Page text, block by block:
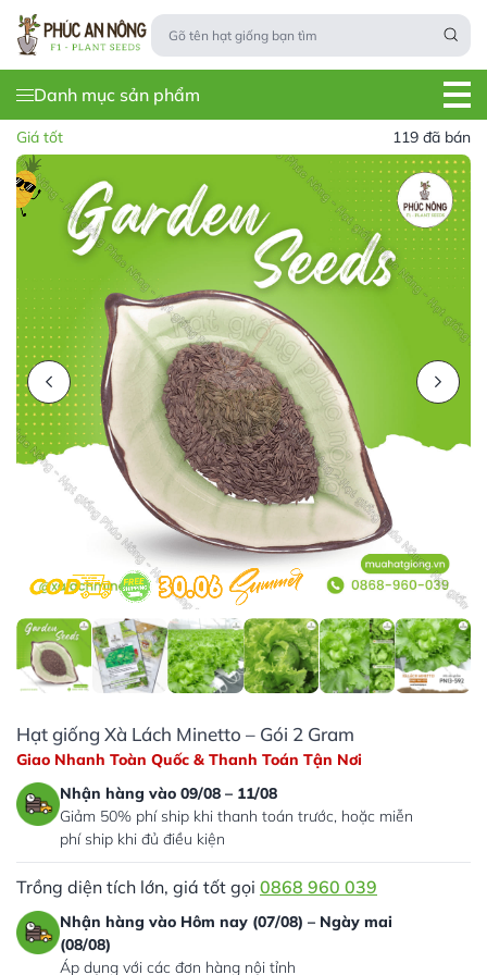
Danh mục sản phẩm
Giá tốt 119 đã bán
Hạt giống Xà Lách Minetto – Gói 2 Gram
Giao Nhanh Toàn Quốc & Thanh Toán Tận Nơi
Nhận hàng vào 09/08 – 11/08
Giảm 50% phí ship khi thanh toán trước, hoặc miễn
phí ship khi đủ điều kiện
Trồng diện tích lớn, giá tốt gọi 0868 960 039
Nhận hàng vào Hôm nay (07/08) – Ngày mai
(08/08)
Áp dụng với các đơn hàng nội tỉnh